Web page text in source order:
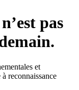
pas
et
reconnaissance